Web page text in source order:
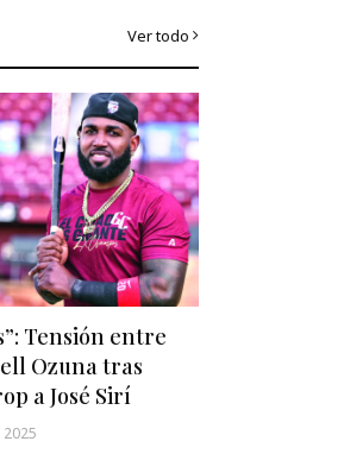
Ver todo
Tensión entre
Ozuna tras
a José Sirí
2025